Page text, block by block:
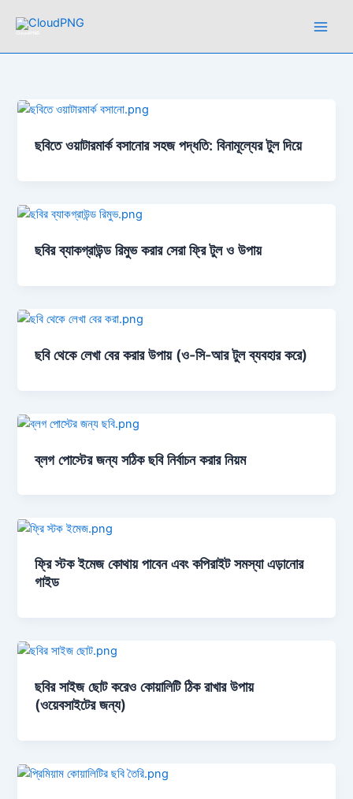
ছবিতে ওয়াটারমার্ক বসানোর সহজ পদ্ধতি: বিনামূল্যের টুল দিয়ে
ছবির ব্যাকগ্রাউন্ড রিমুভ করার সেরা ফ্রি টুল ও উপায়
ছবি থেকে লেখা বের করার উপায় (ও-সি-আর টুল ব্যবহার করে)
ব্লগ পোস্টের জন্য সঠিক ছবি নির্বাচন করার নিয়ম
ফ্রি স্টক ইমেজ কোথায় পাবেন এবং কপিরাইট সমস্যা এড়ানোর
গাইড
ছবির সাইজ ছোট করেও কোয়ালিটি ঠিক রাখার উপায়
(ওয়েবসাইটের জন্য)